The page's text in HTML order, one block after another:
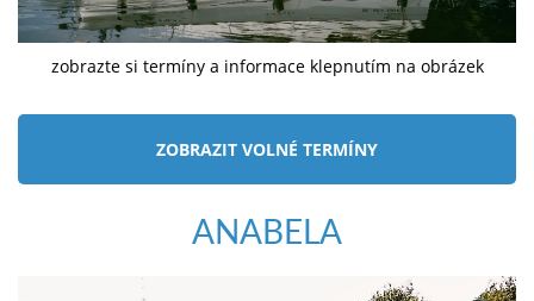
zobrazte si termíny a informace klepnutím na obrázek
ZOBRAZIT VOLNÉ TERMÍNY
ANABELA